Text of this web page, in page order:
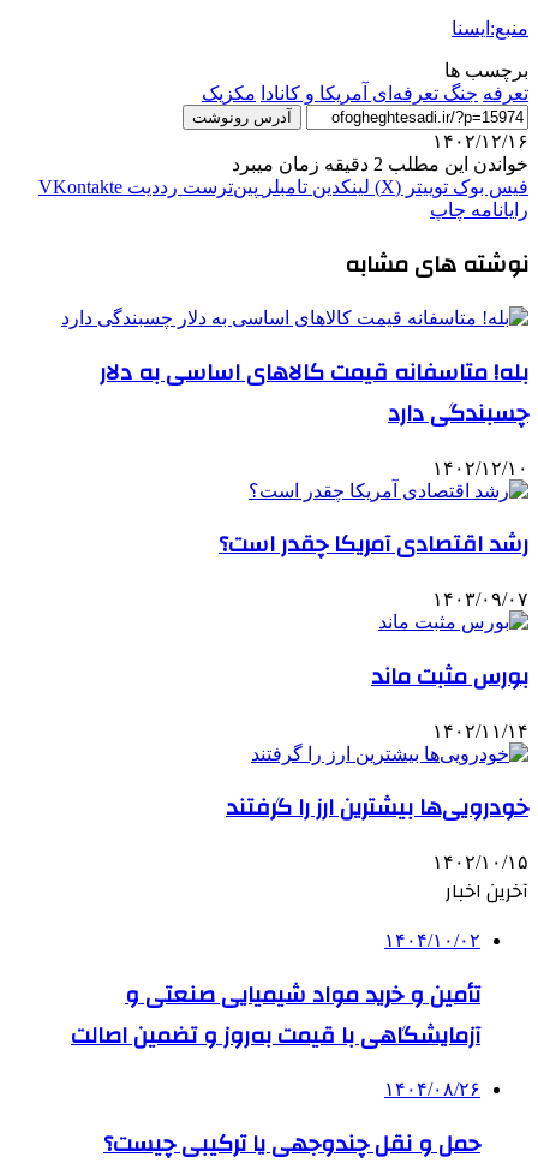
منبع:ایسنا
برچسب ها
تعرفه جنگ تعرفه‌ای آمریکا و کانادا مکزیک
آدرس رونوشت
۱۴۰۲/۱۲/۱۶
خواندن این مطلب 2 دقیقه زمان میبرد
فیس بوک توییتر (X) لینکدین ‫تامبلر ‫پین‌ترست ‫رددیت ‫VKontakte
رایانامه چاپ
نوشته های مشابه
بله! متاسفانه قیمت کالاهای اساسی به دلار
چسبندگی دارد
۱۴۰۲/۱۲/۱۰
رشد اقتصادی آمریکا چقدر است؟
۱۴۰۳/۰۹/۰۷
بورس مثبت ماند
۱۴۰۲/۱۱/۱۴
خودرویی‌ها بیشترین ارز را گرفتند
۱۴۰۲/۱۰/۱۵
آخرین اخبار
۱۴۰۴/۱۰/۰۲
تأمین و خرید مواد شیمیایی صنعتی و
آزمایشگاهی با قیمت به‌روز و تضمین اصالت
۱۴۰۴/۰۸/۲۶
حمل و نقل چندوجهی یا ترکیبی چیست؟